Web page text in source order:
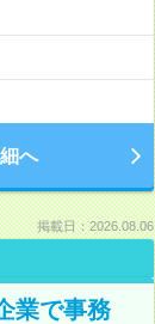
へ
掲載日：2026.08.06
業で事務